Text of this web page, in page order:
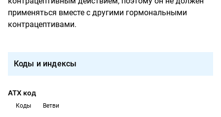
применяться вместе с другими гормональными
контрацептивами.
Коды и индексы
АТХ код
Коды Ветви